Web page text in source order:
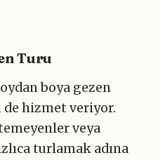
Turu
boya gezen
de hizmet veriyor.
veya
turlamak adına